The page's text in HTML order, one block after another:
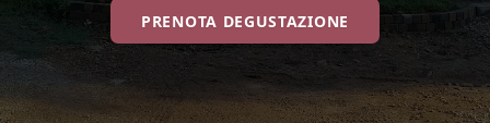
PRENOTA DEGUSTAZIONE